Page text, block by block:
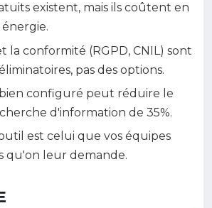
existent, mais ils coûtent en
la conformité (RGPD, CNIL) sont
pas des options.
configuré peut réduire le
d'information de 35%.
est celui que vos équipes
qu'on leur demande.